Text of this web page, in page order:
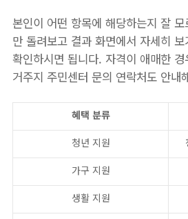
본인이 어떤 항목에 해당하는지 잘
만 돌려보고 결과 화면에서 자세히
확인하시면 됩니다. 자격이 애매한
거주지 주민센터 문의 연락처도 안내
혜택 분류
청년 지원
가구 지원
생활 지원